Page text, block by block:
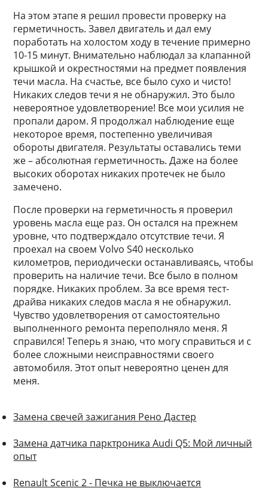
На этом этапе я решил провести проверку на
герметичность. Завел двигатель и дал ему
поработать на холостом ходу в течение примерно
10-15 минут. Внимательно наблюдал за клапанной
крышкой и окрестностями на предмет появления
течи масла. На счастье, все было сухо и чисто!
Никаких следов течи я не обнаружил. Это было
невероятное удовлетворение! Все мои усилия не
пропали даром. Я продолжал наблюдение еще
некоторое время, постепенно увеличивая
обороты двигателя. Результаты оставались теми
же – абсолютная герметичность. Даже на более
высоких оборотах никаких протечек не было
замечено.
После проверки на герметичность я проверил
уровень масла еще раз. Он остался на прежнем
уровне, что подтверждало отсутствие течи. Я
проехал на своем Volvo S40 несколько
километров, периодически останавливаясь, чтобы
проверить на наличие течи. Все было в полном
порядке. Никаких проблем. За все время тест-
драйва никаких следов масла я не обнаружил.
Чувство удовлетворения от самостоятельно
выполненного ремонта переполняло меня. Я
справился! Теперь я знаю, что могу справиться и с
более сложными неисправностями своего
автомобиля. Этот опыт невероятно ценен для
меня.
Замена свечей зажигания Рено Дастер
Замена датчика парктроника Audi Q5: Мой личный
опыт
Renault Scenic 2 - Печка не выключается